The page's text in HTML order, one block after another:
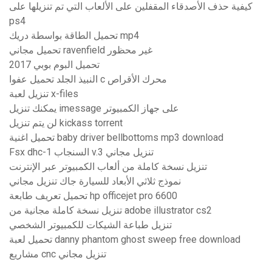
كيفية حذف الأصدقاء المقفلين على الألعاب التي تم تنزيلها على
ps4
تحميل الطاقة بواسطة دريك mp4
تحميل مجاني ravenfield غير محظور
تحميل البوم بوبي 2017
النبيذ الجلد تحميل عفوا c محرك الأقراص
تنزيل لعبة x-files
يمكنك تنزيل imessage على جهاز الكمبيوتر
لن يتم تنزيل kickass torrent
تحميل اغنية baby driver bellbottoms mp3 download
Fsx dhc-1 السنجاب v.3 تنزيل مجاني
تنزيل نسخة كاملة من ألعاب الكمبيوتر عبر الإنترنت
نموذج ثلاثي الأبعاد للسيارة جاك تنزيل مجاني
تحميل تعريف طابعة hp officejet pro 6600
تنزيل نسخة كاملة مجانية من adobe illustrator cs2
تنزيل طباعة الشيكات للكمبيوتر الشخصي
تحميل لعبة danny phantom ghost sweep free download
مشاريع cnc تنزيل مجاني